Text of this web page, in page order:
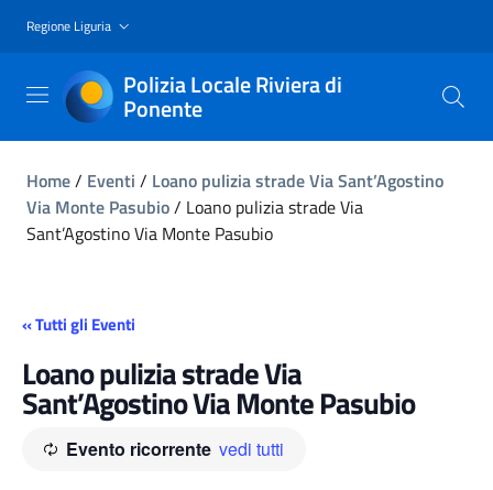
Regione Liguria
Polizia Locale Riviera di
Ponente
Home/ Eventi / Loano pulizia strade Via Sant’Agostino
Via Monte Pasubio/ Loano pulizia strade Via
Sant’Agostino Via Monte Pasubio
« Tutti gli Eventi
Loano pulizia strade Via
Sant’Agostino Via Monte Pasubio
Evento ricorrente vedi tutti